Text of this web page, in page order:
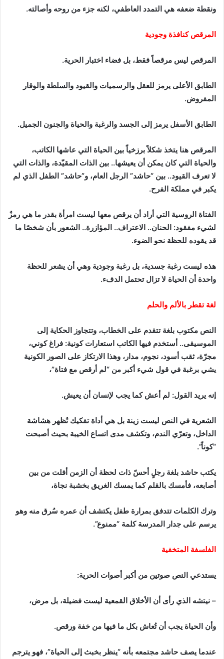
ونقطة ضعفه هي التمدد العاطفي، لكنه جزء من روحه وأصالته.
المرقص كنافذة وجودية
المرقص ليس مرقصاً فقط، بل فضاء اختبار الحرية.
الطابق الأعلى يرمز للعقل والرسميات والقيود والسلطة والوقار
المفروض.
الطابق الأسفل يرمز إلى الجسد والرغبة والحياة والجنون الجميل.
المرقص هنا يتخذ شكلاً برزخياً بين الحياة التي عاشها الكاتب،
والحياة التي كان يمكن أن يعيشها.. بين الذات المقيّدة، والذات التي
لا تعرف القيود.. بين “حاشد” الرجل العام، و”حاشد” الطفل الذي لم
يكبر في مملكة الفرح.
الفتاة الروسية التي أراد أن يرقص معها ليست امرأة بقدر ما هي رمزٌ
لشيء مفقود: الحنان.. الاعتراف.. المؤازرة.. الشعور بأن شخصًا ما
قد يقوده للحظة نحو الضوء.
هذه ليست رغبة جسدية، بل رغبة وجودية وهي أن يشعر للحظة
واحدة أن الحياة لا تزال تحتمل الدفء.
لغة تقطر بالألم والحلم
النص مكتوب بلغة تتقدم على الخطاب، وتتجاوز الحكاية إلى
الموسيقى.. أستخدم فيها الكاتب استعارات كونية: فراغ كوني،
مجرّة، ثقب أسود، نجوم، مدار، وهذا الارتكاز على الصور الكونية
يشي برغبة في قول شيء أكبر من “لم أرقص مع فتاة”،
إنه يريد القول: لم أعش كما يجب لإنسان أن يعيش.
الشعرية في النص ليست زينة بل هي أداة تفكيك تُظهر هشاشة
الداخل، وتعرّي الندم، وتكشف مدى اتساع الخيبة بحيث أصبحت
“كوناً”.
يكتب حاشد بلغة رجلٍ أحسّ ذات لحظة أن الزمن أفلت من بين
أصابعه، فأمسك بالقلم كما يمسك الغريق بخشبة نجاة،
وترك الكلمات تتدفق بمرارة طفل يكتشف أن عمره سُرق منه وهو
يرسم على جدار المدرسة كلمة “ممنوع”.
الفلسفة المتخفية
يستدعي النص صوتين من أكبر أصوات الحرية:
– نيتشه الذي رأى أن الأخلاق القمعية ليست فضيلة، بل مرض،
وأن الحياة يجب أن تُعاش بكل ما فيها من خفة ورقص.
عندما يصف حاشد مجتمعه بأنه “ينظر بخبث إلى الحياة”، فهو يترجم